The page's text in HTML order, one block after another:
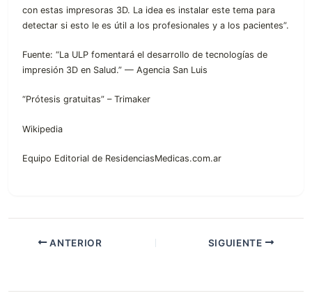
con estas impresoras 3D. La idea es instalar este tema para
detectar si esto le es útil a los profesionales y a los pacientes”.
Fuente: “La ULP fomentará el desarrollo de tecnologías de
impresión 3D en Salud.” — Agencia San Luis
“Prótesis gratuitas” – Trimaker
Wikipedia
Equipo Editorial de ResidenciasMedicas.com.ar
ANTERIOR SIGUIENTE